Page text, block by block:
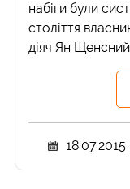
набіги були
століття
діяч Ян Щенсний
18.07.2015